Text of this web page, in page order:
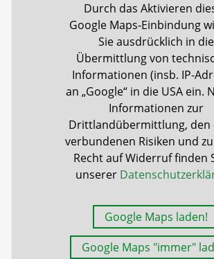
Durch das Aktivieren
Google Maps-Einbindung
Sie ausdrücklich in die
Übermittlung von
Informationen (insb. IP-
an „Google“ in die USA ein.
Informationen zur
Drittlandübermittlung, den
verbundenen Risiken und
Recht auf Widerruf finden
unserer
Google Maps laden!
Google Maps "immer"